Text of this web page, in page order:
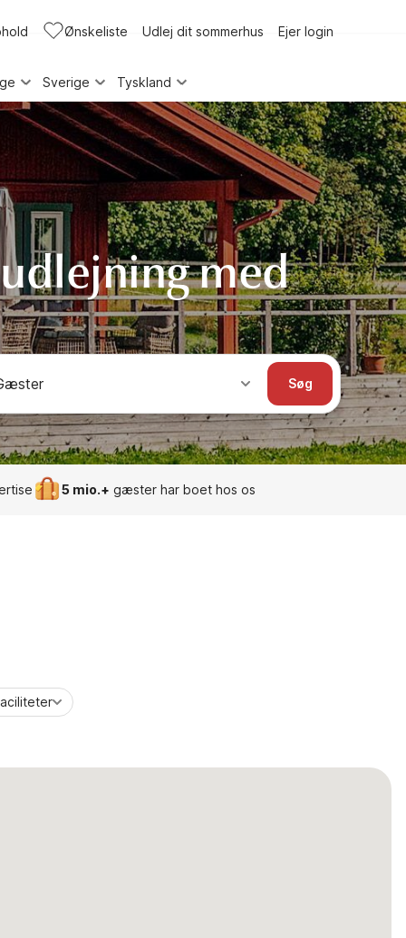
Ønskeliste Udlej dit sommerhus Ejer login
Sverige Tyskland
med
Søg
5 mio.+ gæster har boet hos os